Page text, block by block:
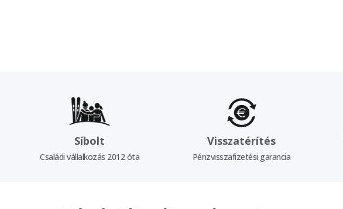
Síbolt
Családi vállalkozás 2012 óta
Visszatérítés
Pénzvisszafizetési garancia